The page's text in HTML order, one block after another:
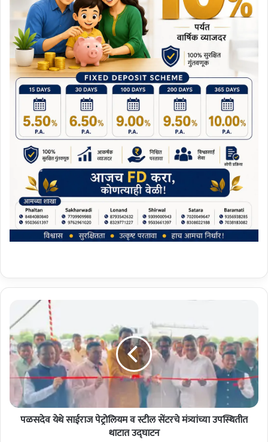
ळ
स
दे
व
ये
थे
सा
ई
पळसदेव येथे साईराज पेट्रोलियम व स्टील सेंटरचे मंत्र्यांच्या उपस्थितीत
थाटात उद्घाटन